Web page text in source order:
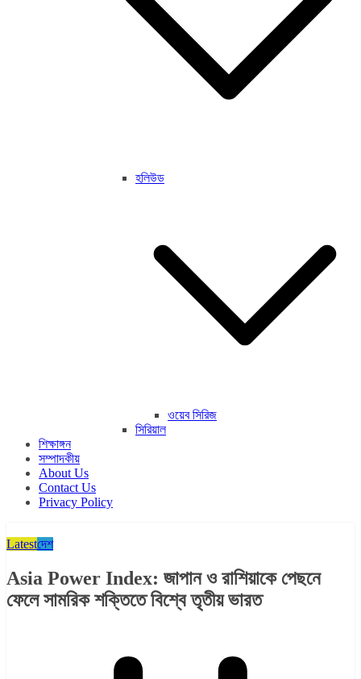
হলিউড
ওয়েব সিরিজ
সিরিয়াল
শিক্ষাঙ্গন
সম্পাদকীয়
About Us
Contact Us
Privacy Policy
Latestদেশ
Asia Power Index: জাপান ও রাশিয়াকে পেছনে
ফেলে সামরিক শক্তিতে বিশ্বে তৃতীয় ভারত